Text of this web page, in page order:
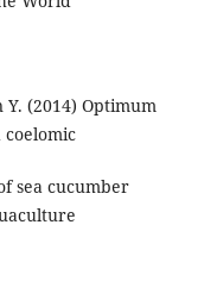
Y. (2014) Optimum
sea cucumber